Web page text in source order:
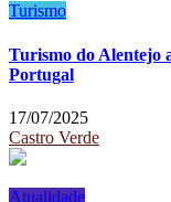
Turismo
Turismo do Alentejo
Portugal
17/07/2025
Castro Verde
Atualidade